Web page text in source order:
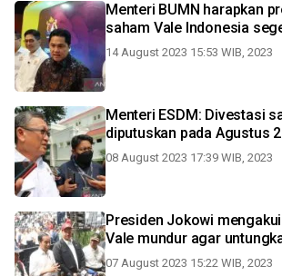
Menteri BUMN harapkan
saham Vale Indonesia
14 August 2023 15:53 WIB, 2023
Menteri ESDM: Divestasi
diputuskan pada Agustus
08 August 2023 17:39 WIB, 2023
Presiden Jokowi
Vale mundur agar
07 August 2023 15:22 WIB, 2023